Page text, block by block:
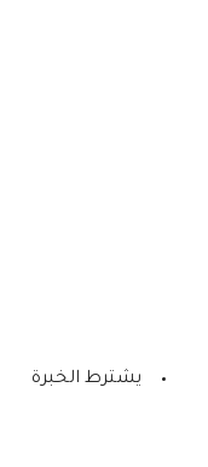
يشترط الخبرة